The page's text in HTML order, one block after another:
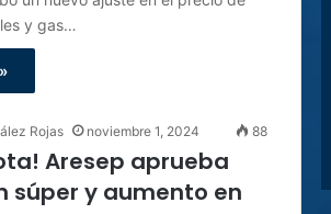
y gas…
Rojas noviembre 1, 2024 88
Aresep aprueba
súper y aumento en